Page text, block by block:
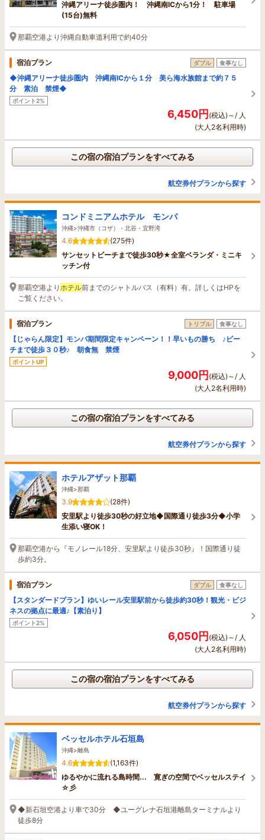
沖縄アリーナ徒歩圏内！ 沖縄南ICから1分！ 駐車場
(15台)無料
那覇空港より沖縄自動車道利用で約40分
宿泊プラン ダブル 食事なし
◆沖縄アリーナ徒歩圏内 沖縄南ICから１分 美ら海水族館まで約７５
分 素泊 禁煙◆
ポイント2%
6,450円(税込)～/ 人
(大人2名利用時)
この宿の宿泊プランをすべてみる
航空券付プランから探す
コンドミニアムホテル モンパ
沖縄>沖縄市（コザ）・北谷・宜野湾
4.6
(275件)
サンセットビーチまで徒歩30秒★全室ベランダ・ミニキ
ッチン付
那覇空港より ホテル前までのシャトルバス（有料）有。詳しくはHPを
ご覧ください。
宿泊プラン トリプル 食事なし
【じゃらん限定】モンパ期間限定キャンペーン！！早いもの勝ち ♪ビー
チまで徒歩３０秒♪ 朝食無 禁煙
ポイントUP
9,000円(税込)～/ 人
(大人2名利用時)
この宿の宿泊プランをすべてみる
航空券付プランから探す
ホテルアザット那覇
沖縄>那覇
3.9
(28件)
安里駅より徒歩30秒の好立地◆国際通り徒歩3分◆小学
生添い寝OK！
那覇空港から『モノレール18分、安里駅より徒歩30秒』！国際通り徒
歩約3分。
宿泊プラン ダブル 食事なし
【スタンダードプラン】ゆいレール安里駅前から徒歩約30秒！観光・ビジ
ネスの拠点に最適♪【素泊り】
ポイント2%
6,050円(税込)～/ 人
(大人2名利用時)
この宿の宿泊プランをすべてみる
航空券付プランから探す
ベッセルホテル石垣島
沖縄>離島
4.6
(1,163件)
ゆるやかに流れる島時間... 寛ぎの空間でベッセルステイ
☆彡
◆新石垣空港より車で30分 ◆ユーグレナ石垣港離島ターミナルより
徒歩8分